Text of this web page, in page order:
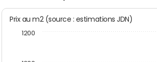
Prix au m2 (source : estimations JDN)
1200